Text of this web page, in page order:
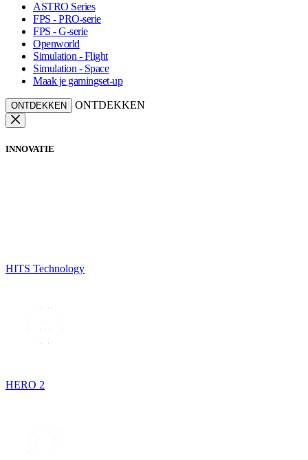
ASTRO Series
FPS - PRO-serie
FPS - G-serie
Openworld
Simulation - Flight
Simulation - Space
Maak je gamingset-up
ONTDEKKEN ONTDEKKEN
INNOVATIE
HITS Technology
HERO 2